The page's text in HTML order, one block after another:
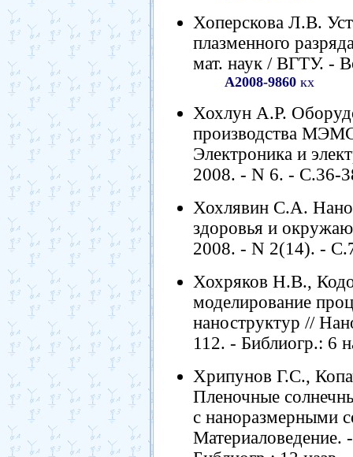
Хоперскова Л.В.
плазменного
мат. наук / ВГТУ. -
А2008-9860 кх
Хохлун А.Р.
производства
Электроника и
2008. - N 6. - С.36-
Хохлявин С.А.
здоровья и
2008. - N 2(14). -
Хохряков Н.В.,
моделирование
наноструктур //
112. - Библиогр.: 6
Хрипунов Г.С.,
Пленочные
с наноразмерными